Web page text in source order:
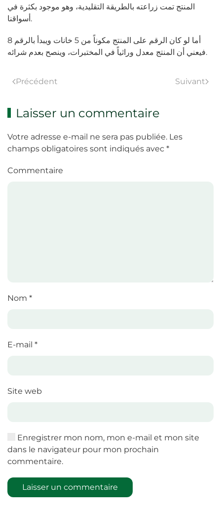
المنتج تمت زراعته بالطريقة التقليدية، وهو موجود بكثرة في
أسواقنا.
أما لو كان الرقم على المنتج مكوناً من 5 خانات ويبدأ بالرقم 8
فيعني أن المنتج معدل وراثياً في المختبرات، وينصح بعدم شرائه.
Précédent Suivant
Laisser un commentaire
Votre adresse e-mail ne sera pas publiée. Les
champs obligatoires sont indiqués avec *
Commentaire
Nom *
E-mail *
Site web
Enregistrer mon nom, mon e-mail et mon site
dans le navigateur pour mon prochain
commentaire.
Laisser un commentaire